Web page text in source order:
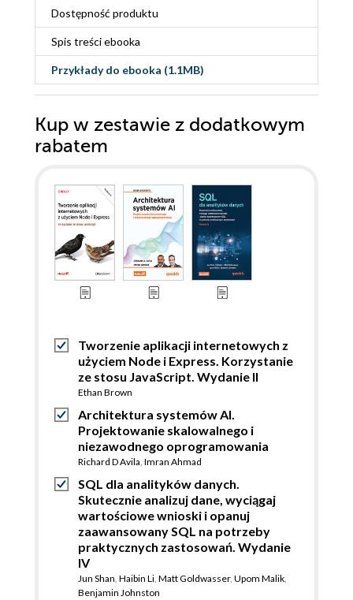
Dostępność produktu
Spis treściebooka
Przykłady do ebooka (1.1MB)
Kup w zestawie z dodatkowym
rabatem
Tworzenie aplikacji internetowych z
użyciem Node i Express. Korzystanie
ze stosu JavaScript. Wydanie II
Ethan Brown
Architektura systemów AI.
Projektowanie skalowalnego i
niezawodnego oprogramowania
Richard D Avila, Imran Ahmad
SQL dla analityków danych.
Skutecznie analizuj dane, wyciągaj
wartościowe wnioski i opanuj
zaawansowany SQL na potrzeby
praktycznych zastosowań. Wydanie
IV
Jun Shan, Haibin Li, Matt Goldwasser, Upom Malik,
Benjamin Johnston